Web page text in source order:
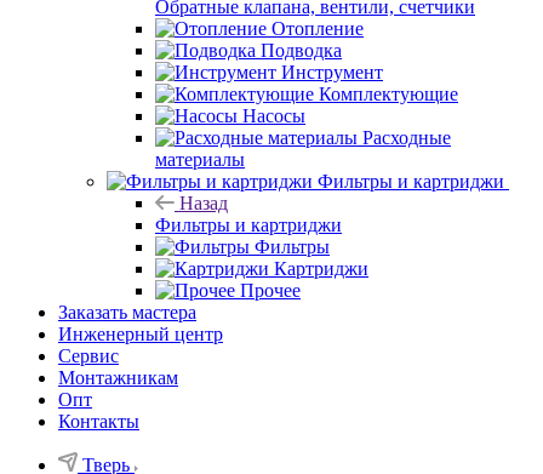
Обратные клапана, вентили, счетчики
Отопление
Подводка
Инструмент
Комплектующие
Насосы
Расходные
материалы
Фильтры и картриджи
Назад
Фильтры и картриджи
Фильтры
Картриджи
Прочее
Заказать мастера
Инженерный центр
Сервис
Монтажникам
Опт
Контакты
Тверь